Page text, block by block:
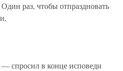
раз, чтобы отпраздновать
в конце исповеди